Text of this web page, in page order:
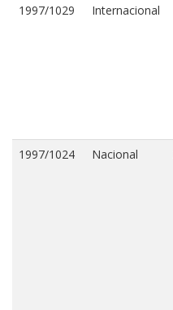
1997/1029 Internacional
1997/1024 Nacional